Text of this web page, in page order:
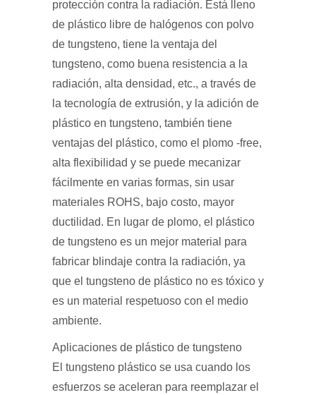
protección contra la radiación. Está lleno
de plástico libre de halógenos con polvo
de tungsteno, tiene la ventaja del
tungsteno, como buena resistencia a la
radiación, alta densidad, etc., a través de
la tecnología de extrusión, y la adición de
plástico en tungsteno, también tiene
ventajas del plástico, como el plomo -free,
alta flexibilidad y se puede mecanizar
fácilmente en varias formas, sin usar
materiales ROHS, bajo costo, mayor
ductilidad. En lugar de plomo, el plástico
de tungsteno es un mejor material para
fabricar blindaje contra la radiación, ya
que el tungsteno de plástico no es tóxico y
es un material respetuoso con el medio
ambiente.
Aplicaciones de plástico de tungsteno
El tungsteno plástico se usa cuando los
esfuerzos se aceleran para reemplazar el